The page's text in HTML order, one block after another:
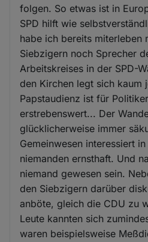
folgen. So etwas ist in
SPD hilft wie
habe ich bereits miterleben
Siebzigern noch Sprecher
Arbeitskreises in der SPD-
den Kirchen legt sich kaum
Papstaudienz ist für
erstrebenswert... Der
glücklicherweise immer
Gemeinwesen interessiert
niemanden ernsthaft. Und
niemand gewesen sein.
den Siebzigern darüber
anböte, gleich die CDU zu
Leute kannten sich
waren beispielsweise